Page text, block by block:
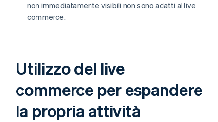
non immediatamente visibili non sono adatti al live
commerce.
Utilizzo del live
commerce per espandere
la propria attività